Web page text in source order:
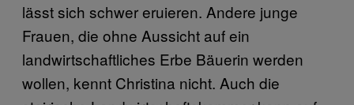
lässt sich schwer eruieren. Andere junge
Frauen, die ohne Aussicht auf ein
landwirtschaftliches Erbe Bäuerin werden
wollen, kennt Christina nicht. Auch die